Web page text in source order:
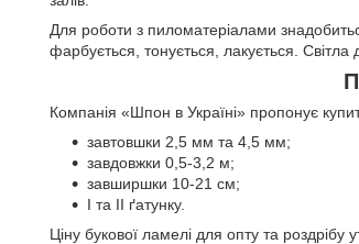
Для роботи з пиломатеріалами
фарбується, тонується, лакується. Світла
Компанія «Шпон в Україні» пропонує
завтовшки 2,5 мм та 4,5 мм;
завдовжки 0,5-3,2 м;
завширшки 10-21 см;
І та ІІ ґатунку.
Ціну букової ламелі для опту та